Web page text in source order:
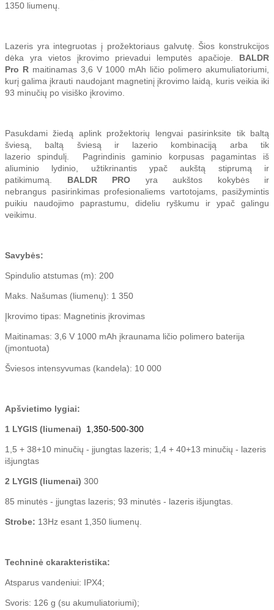
1350 liumenų.
Lazeris yra integruotas į prožektoriaus galvutę. Šios konstrukcijos
dėka yra vietos įkrovimo prievadui lemputės apačioje. BALDR
Pro R maitinamas 3,6 V 1000 mAh ličio polimero akumuliatoriumi,
kurį galima įkrauti naudojant magnetinį įkrovimo laidą, kuris veikia iki
93 minučių po visiško įkrovimo.
Pasukdami žiedą aplink prožektorių lengvai pasirinksite tik baltą
šviesą, baltą šviesą ir lazerio kombinaciją arba tik
lazerio spindulį.
Pagrindinis gaminio korpusas pagamintas iš
aliuminio lydinio, užtikrinantis ypač aukštą stiprumą ir
patikimumą. BALDR PRO yra aukštos kokybės ir
nebrangus pasirinkimas profesionaliems vartotojams, pasižymintis
puikiu naudojimo paprastumu, dideliu ryškumu ir ypač galingu
veikimu.
Savybės:
Spindulio atstumas (m): 200
Maks. Našumas (liumenų): 1 350
Įkrovimo tipas: Magnetinis įkrovimas
Maitinamas: 3,6 V 1000 mAh įkraunama ličio polimero baterija
(įmontuota)
Šviesos intensyvumas (kandela): 10 000
Apšvietimo lygiai:
1 LYGIS (liumenai) 1,350-500-300
1,5 + 38+10 minučių - įjungtas lazeris; 1,4 + 40+13 minučių - lazeris
išjungtas
2 LYGIS (liumenai) 300
85 minutės - įjungtas lazeris; 93 minutės - lazeris išjungtas.
Strobe: 13Hz esant 1,350 liumenų.
Techninė ckarakteristika:
Atsparus vandeniui: IPX4;
Svoris: 126 g (su akumuliatoriumi);